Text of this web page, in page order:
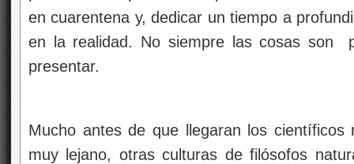
en cuarentena y, dedicar un tiempo a
en la realidad. No siempre las cosas son
presentar.
Mucho antes de que llegaran los científicos
muy lejano, otras culturas de filósofos